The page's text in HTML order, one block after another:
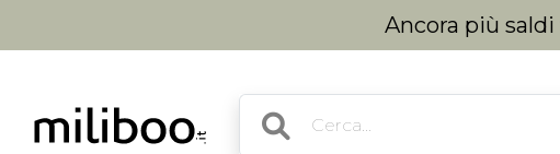
Ancora più